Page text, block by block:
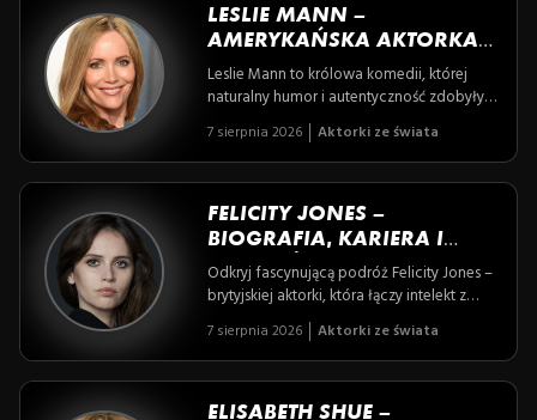
LESLIE MANN –
AMERYKAŃSKA AKTORKA
KOMEDIOWA
Leslie Mann to królowa komedii, której
naturalny humor i autentyczność zdobyły
serca widzów na całym świecie – od
przebojowych ról u boku Jima Carreya po
kultowe filmy Judda Apatowa. Poznaj
historię aktorki, która łączy życie rodzinne
z błyskotliwą karierą, przeplatając
improwizację i ciepło w każdej chwili
swojej zawodowej przygody.
7 sierpnia 2026 Aktorki ze świata
FELICITY JONES –
BIOGRAFIA, KARIERA I
NAJWAŻNIEJSZE ROLE
AKTORKI
Odkryj fascynującą podróż Felicity Jones –
brytyjskiej aktorki, która łączy intelekt z
talentem, zdobywając serca widzów
rolami od dramatów biograficznych po
kultowe sci-fi. Poznaj historię kobiety, dla
której każda rola to nowe wyzwanie, a
życie artystyczne splata się z pasją i
7 sierpnia 2026 Aktorki ze świata
ELISABETH SHUE –